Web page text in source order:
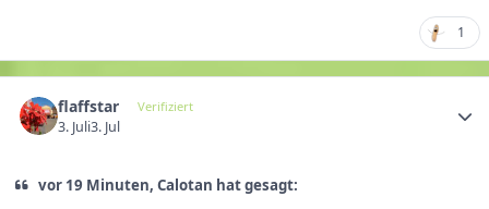
1
flaffstar Verifiziert
3. Juli3. Jul
vor 19 Minuten, Calotan hat gesagt: